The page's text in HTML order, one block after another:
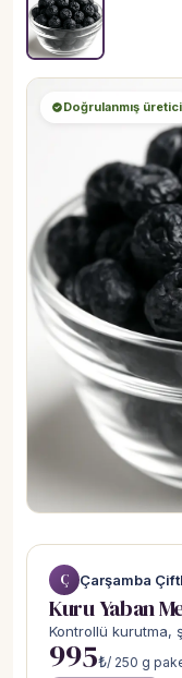
Doğrulanmış üretici
Ç Çarşamba
Kuru Yaban
Kontrollü kurutma,
995₺/ 250 g